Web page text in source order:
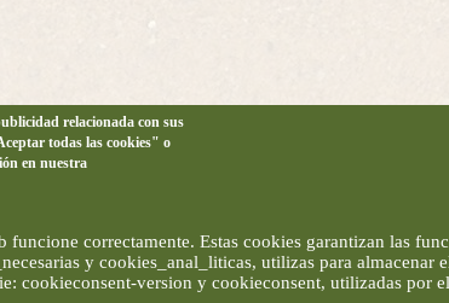
relacionada con sus
todas las cookies" o
en nuestra
correctamente. Estas cookies garantizan las
y cookies_anal_liticas, utilizas para almacenar
cookieconsent-version y cookieconsent, utilizadas por